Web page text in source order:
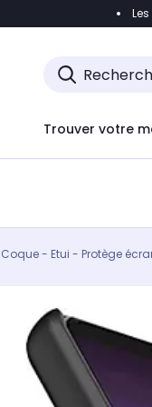
Accéder
Trouver votre
Coque - Etui - Protège